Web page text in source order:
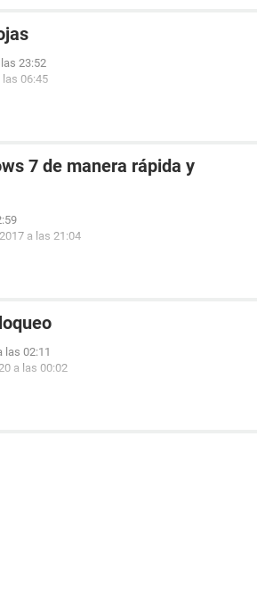
23:52
las 06:45
7 de manera rápida y
a las 21:04
las 02:11
a las 00:02